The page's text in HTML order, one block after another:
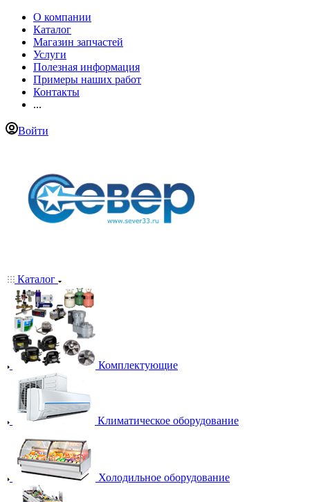
О компании
Каталог
Магазин запчастей
Услуги
Полезная информация
Примеры наших работ
Контакты
...
Войти
Каталог
Комплектующие
Климатическое оборудование
Холодильное оборудование